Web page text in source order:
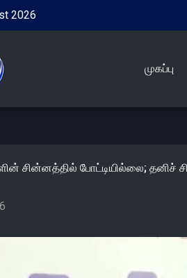
2026
முகப்பு
சின்னத்தில் போட்டியில்லை;